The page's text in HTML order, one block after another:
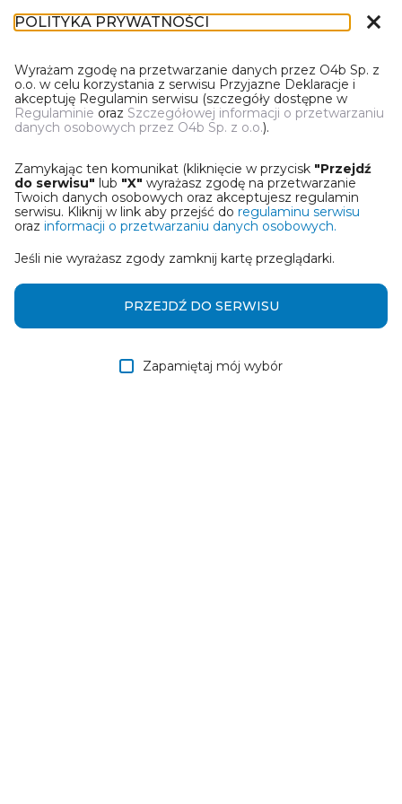
WYBIERZ JEDNĄ Z OPCJI
Wczytaj deklarację z pliku Excel
Utwórz deklarację z wykorzystaniem kreatora online
Przywróć ostatnią deklarację
Wczytaj deklarację z pliku roboczego DEK
POLITYKA PRYWATNOŚCI close
Wyrażam zgodę na przetwarzanie danych przez O4b Sp. z
o.o. w celu korzystania z serwisu Przyjazne Deklaracje i
akceptuję Regulamin serwisu (szczegóły dostępne w
Regulaminie oraz Szczegółowej informacji o przetwarzaniu
danych osobowych przez O4b Sp. z o.o.).
Zamykając ten komunikat (kliknięcie w przycisk "Przejdź
do serwisu" lub "X" wyrażasz zgodę na przetwarzanie
Twoich danych osobowych oraz akceptujesz regulamin
serwisu. Kliknij w link aby przejść do regulaminu serwisu
oraz informacji o przetwarzaniu danych osobowych.
Jeśli nie wyrażasz zgody zamknij kartę przeglądarki.
Zapamiętaj mój wybór
PRZEJDŹ DO SERWISU